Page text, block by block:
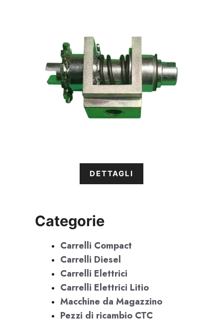
DETTAGLI
Categorie
Carrelli Compact
Carrelli Diesel
Carrelli Elettrici
Carrelli Elettrici Litio
Macchine da Magazzino
Pezzi di ricambio CTC